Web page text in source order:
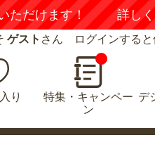
ただけます！ 詳し
ゲスト さん ログインすると
り
特集・キャンペー
ン
デ